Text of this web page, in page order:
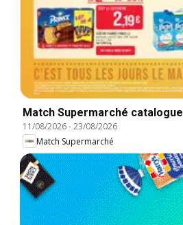
Match Supermarché catalogue
11/08/2026-23/08/2026
Match Supermarché